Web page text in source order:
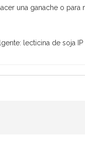
una ganache o para
lecticina de soja IP